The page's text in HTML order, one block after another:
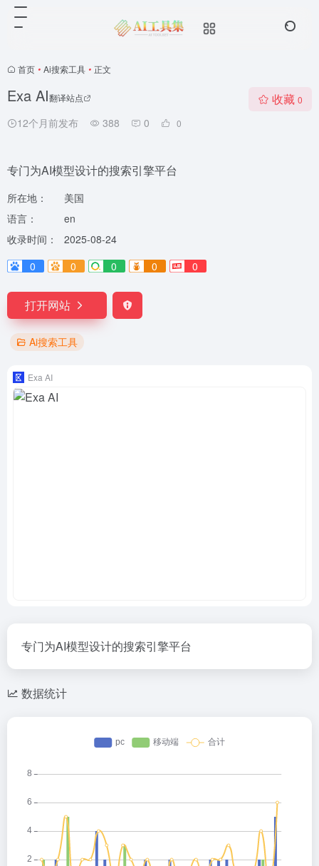
首页 • Ai搜索工具 • 正文
Exa AI翻译站点
12个月前发布 388 0 0
收藏 0
专门为AI模型设计的搜索引擎平台
所在地：
美国
语言：
en
收录时间：
2025-08-24
0
0 0 0 0
打开网站
Ai搜索工具
Exa AI
专门为AI模型设计的搜索引擎平台
数据统计